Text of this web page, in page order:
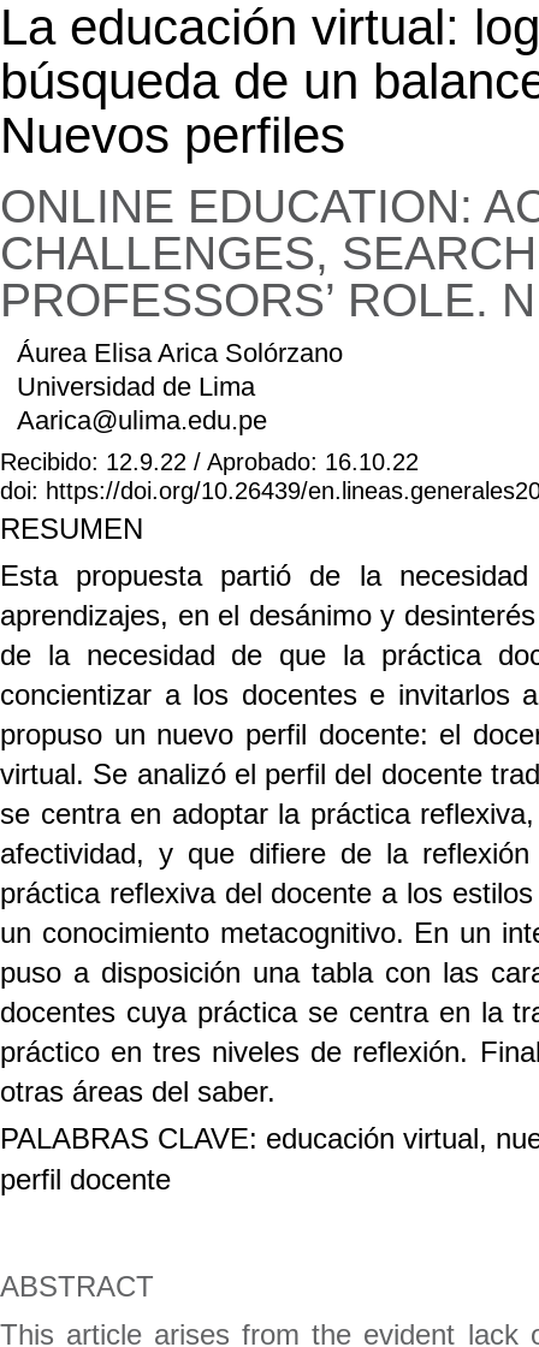
La educación virtual:
búsqueda de un
Nuevos perfiles
ONLINE EDUCATION:
CHALLENGES,
PROFESSORS’ ROLE.
Áurea Elisa Arica Solórzano
Universidad de Lima
Aarica@ulima.edu.pe
Recibido: 12.9.22 / Aprobado: 16.10.22
doi: https://doi.org/10.26439/
RESUMEN
Esta propuesta partió de la
aprendizajes, en el desánimo y
de la necesidad de que la práctica
concientizar a los docentes e invitarlos
propuso un nuevo perfil docente: el
virtual. Se analizó el perfil del docente
se centra en adoptar la práctica
afectividad, y que difiere de la
práctica reflexiva del docente a los
un conocimiento metacognitivo. En un
puso a disposición una tabla con las
docentes cuya práctica se centra en la
práctico en tres niveles de reflexión.
otras áreas del saber.
PALABRAS CLAVE: educación virtual,
perfil docente
ABSTRACT
This article arises from the evident lack